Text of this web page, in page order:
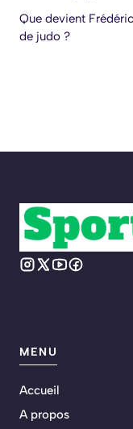
Que devient
de judo ?
MENU
Accueil
A propos